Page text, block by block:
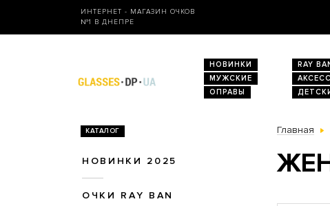
ИНТЕРНЕТ - МАГАЗИН ОЧКОВ
№1 В ДНЕПРЕ
НОВИНКИ RAY
МУЖСКИЕ
ОПРАВЫ
КАТАЛОГ
НОВИНКИ 2025
ОЧКИ RAY BAN
Главная